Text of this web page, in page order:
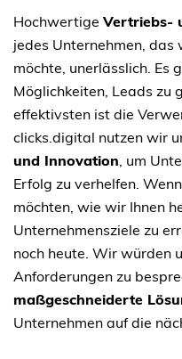
Hochwertige Vertriebs-
jedes Unternehmen,
möchte, unerlässlich. Es
Möglichkeiten, Leads zu
effektivsten ist die
clicks.digital nutzen wir
und Innovation, um
Erfolg zu verhelfen.
möchten, wie wir Ihnen
Unternehmensziele zu
noch heute. Wir würden
Anforderungen zu
maßgeschneiderte
Unternehmen auf die